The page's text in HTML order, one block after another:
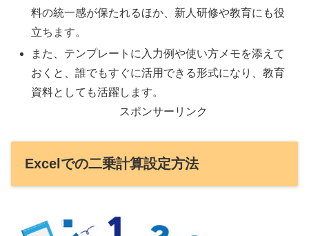
料の統一感が保たれるほか、新人研修や教育にも役
立ちます。
また、テンプレートに入力例や使い方メモを添えて
おくと、誰でもすぐに活用できる形式になり、教育
資料としても活躍します。
スポンサーリンク
Excelでの二乗計算設定方法